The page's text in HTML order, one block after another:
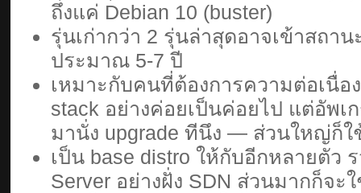
ถึงแค่ Debian 10 (buster)
รุ่นเก่ากว่า 2 รุ่นล่าสุดอาจเข้าสถา
ประมาณ 5-7 ปี
เหมาะกับคนที่ต้องการความต่อเนื่อ
stack อย่างค่อยเป็นค่อยไป แต่อัพเ
มานั่ง upgrade ทีนึง — ส่วนใหญ่ก็ใ
เป็น base distro ให้กับอีกหลายตัว
Server อย่างฝั่ง SDN ส่วนมากก็จะ